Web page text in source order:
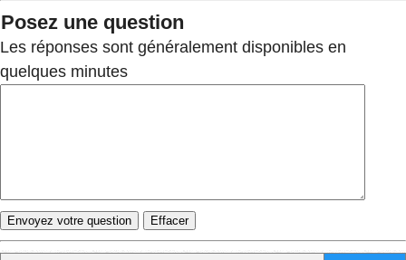
Posez une question
Les réponses sont généralement disponibles en
quelques minutes